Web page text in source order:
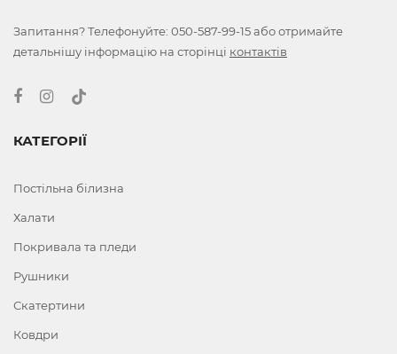
Запитання? Телефонуйте: 050-587-99-15або отримайте
детальнішу інформацію на сторінці контактів
КАТЕГОРІЇ
Постільна білизна
Халати
Покривала та пледи
Рушники
Скатертини
Ковдри